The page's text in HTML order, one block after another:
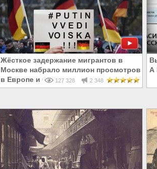
Жёсткое задержание мигрантов в
Москве набрало миллион просмотров
в Европе и США127 328 2 348
А